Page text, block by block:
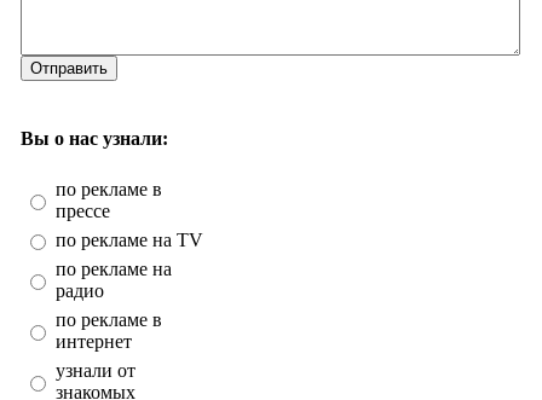
Отправить
Вы о нас узнали:
по рекламе в
прессе
по рекламе на TV
по рекламе на
радио
по рекламе в
интернет
узнали от
знакомых